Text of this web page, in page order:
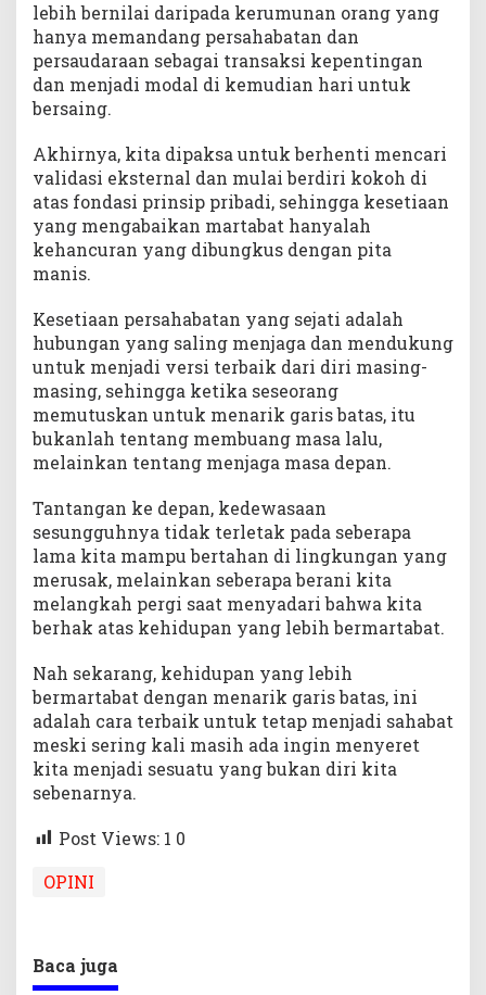
lebih bernilai daripada kerumunan orang yang
hanya memandang persahabatan dan
persaudaraan sebagai transaksi kepentingan
dan menjadi modal di kemudian hari untuk
bersaing.
Akhirnya, kita dipaksa untuk berhenti mencari
validasi eksternal dan mulai berdiri kokoh di
atas fondasi prinsip pribadi, sehingga kesetiaan
yang mengabaikan martabat hanyalah
kehancuran yang dibungkus dengan pita
manis.
Kesetiaan persahabatan yang sejati adalah
hubungan yang saling menjaga dan mendukung
untuk menjadi versi terbaik dari diri masing-
masing, sehingga ketika seseorang
memutuskan untuk menarik garis batas, itu
bukanlah tentang membuang masa lalu,
melainkan tentang menjaga masa depan.
Tantangan ke depan, kedewasaan
sesungguhnya tidak terletak pada seberapa
lama kita mampu bertahan di lingkungan yang
merusak, melainkan seberapa berani kita
melangkah pergi saat menyadari bahwa kita
berhak atas kehidupan yang lebih bermartabat.
Nah sekarang, kehidupan yang lebih
bermartabat dengan menarik garis batas, ini
adalah cara terbaik untuk tetap menjadi sahabat
meski sering kali masih ada ingin menyeret
kita menjadi sesuatu yang bukan diri kita
sebenarnya.
Post Views: 1 0
OPINI
Baca juga